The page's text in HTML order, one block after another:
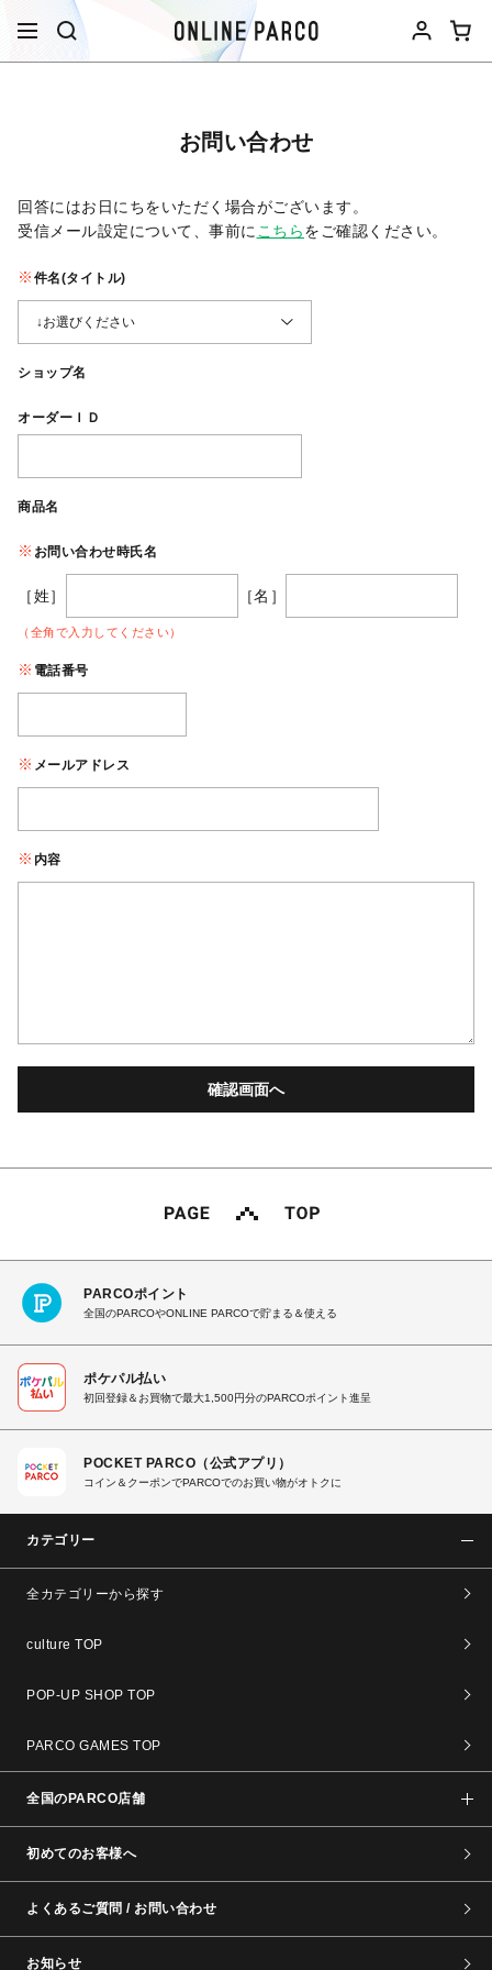
お問い合わせ
回答にはお日にちをいただく場合がございます。
受信メール設定について、事前に こちらをご確認ください。​
件名(タイトル)
ショップ名
オーダーＩＤ
商品名
お問い合わせ時氏名
［姓］ ［名］
（全角で入力してください）
電話番号
メールアドレス
内容
PARCOポイント
全国のPARCOやONLINE PARCOで貯まる＆使える
ポケパル払い
初回登録＆お買物で最大1,500円分のPARCOポイント進呈
POCKET PARCO（公式アプリ）
コイン＆クーポンでPARCOでのお買い物がオトクに
カテゴリー
全カテゴリーから探す
culture TOP
POP-UP SHOP TOP
PARCO GAMES TOP
全国のPARCO店舗
初めてのお客様へ
よくあるご質問 / お問い合わせ
お知らせ